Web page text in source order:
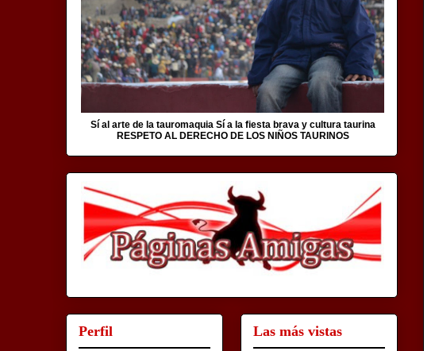
Sí al arte de la tauromaquia Sí a la fiesta brava y cultura taurina
RESPETO AL DERECHO DE LOS NIÑOS TAURINOS
Perfil Las más vistas